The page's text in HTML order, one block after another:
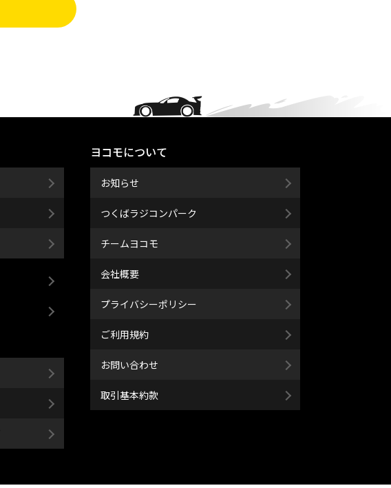
ヨコモについて
お知らせ
つくばラジコンパーク
チームヨコモ
会社概要
プライバシーポリシー
ご利用規約
お問い合わせ
取引基本約款